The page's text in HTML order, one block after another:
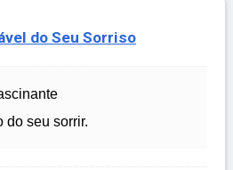
do Seu Sorriso
do seu sorrir.